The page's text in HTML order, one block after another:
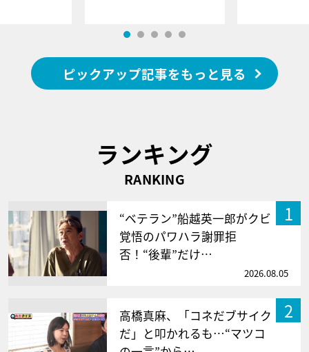
ピックアップ記事をもっと見る
ランキング
RANKING
1
“ベテラン”船越英一郎がクビ
覚悟のパワハラ謝罪拒
否！“後輩”だけ…
2026.08.05
2
高橋真麻、「コネだブサイク
だ」と叩かれるも…“マツコ